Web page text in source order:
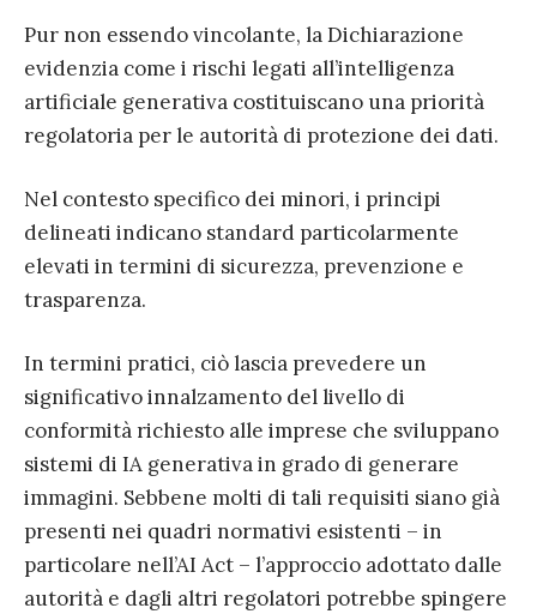
Pur non essendo vincolante, la Dichiarazione
evidenzia come i rischi legati all’intelligenza
artificiale generativa costituiscano una priorità
regolatoria per le autorità di protezione dei dati.
Nel contesto specifico dei minori, i principi
delineati indicano standard particolarmente
elevati in termini di sicurezza, prevenzione e
trasparenza.
In termini pratici, ciò lascia prevedere un
significativo innalzamento del livello di
conformità richiesto alle imprese che sviluppano
sistemi di IA generativa in grado di generare
immagini. Sebbene molti di tali requisiti siano già
presenti nei quadri normativi esistenti – in
particolare nell’AI Act – l’approccio adottato dalle
autorità e dagli altri regolatori potrebbe spingere